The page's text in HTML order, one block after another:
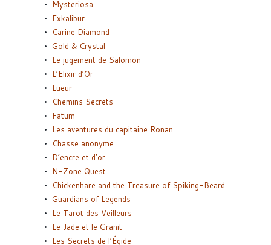
Mysteriosa
Exkalibur
Carine Diamond
Gold & Crystal
Le jugement de Salomon
L’Elixir d’Or
Lueur
Chemins Secrets
Fatum
Les aventures du capitaine Ronan
Chasse anonyme
D’encre et d’or
N-Zone Quest
Chickenhare and the Treasure of Spiking-Beard
Guardians of Legends
Le Tarot des Veilleurs
Le Jade et le Granit
Les Secrets de l’Égide